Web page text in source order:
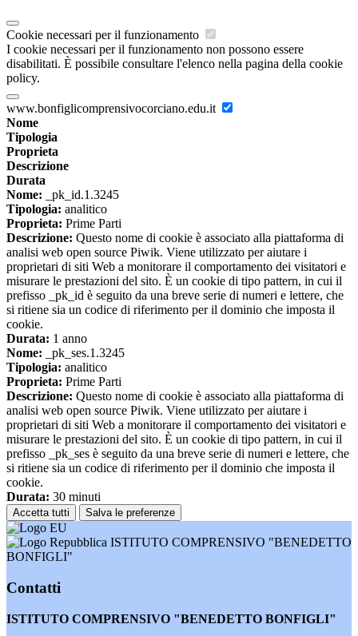
Cookie necessari per il funzionamento
I cookie necessari per il funzionamento non possono essere
disabilitati. È possibile consultare l'elenco nella pagina della cookie
policy.
www.bonfiglicomprensivocorciano.edu.it
Nome
Tipologia
Proprieta
Descrizione
Durata
Nome: _pk_id.1.3245
Tipologia: analitico
Proprieta: Prime Parti
Descrizione: Questo nome di cookie è associato alla piattaforma di
analisi web open source Piwik. Viene utilizzato per aiutare i
proprietari di siti Web a monitorare il comportamento dei visitatori e
misurare le prestazioni del sito. È un cookie di tipo pattern, in cui il
prefisso _pk_id è seguito da una breve serie di numeri e lettere, che
si ritiene sia un codice di riferimento per il dominio che imposta il
cookie.
Durata: 1 anno
Nome: _pk_ses.1.3245
Tipologia: analitico
Proprieta: Prime Parti
Descrizione: Questo nome di cookie è associato alla piattaforma di
analisi web open source Piwik. Viene utilizzato per aiutare i
proprietari di siti Web a monitorare il comportamento dei visitatori e
misurare le prestazioni del sito. È un cookie di tipo pattern, in cui il
prefisso _pk_ses è seguito da una breve serie di numeri e lettere, che
si ritiene sia un codice di riferimento per il dominio che imposta il
cookie.
Durata: 30 minuti
Accetta tutti Salva le preferenze
ISTITUTO COMPRENSIVO "BENEDETTO
BONFIGLI"
Contatti
ISTITUTO COMPRENSIVO "BENEDETTO BONFIGLI"